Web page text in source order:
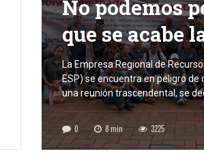
No podemos
que se acabe
La Empresa Regional de
ESP) se encuentra en peligro de
una reunión trascendental, se
tercero para su manejo, con lo
estabilidad de empleados,
derivan sus ingresos de un
todos los […]
0 8min 3225